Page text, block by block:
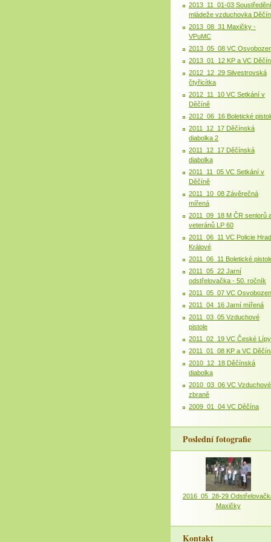
2013_11_01-03 Soustředění
mládeže vzduchovka Děčín
2013_08_31 Maxičky -
VPuMC
2013_05_08 VC
2013_01_12 KP a VC
2012_12_29 Silvestrovská
čtyřicítka
2012_11_10 VC Setkání v
Děčíně
2012_06_16 Boletické
2011_12_17 Děčínská
diabolka 2
2011_12_17 Děčínská
diabolka
2011_11_05 VC Setkání v
Děčíně
2011_10_08 Závěrečná
mířená
2011_09_18 M ČR seniorů
veteránů LP 60
2011_06_11 VC Policie
Králové
2011_06_11 Boletické
2011_05_22 Jarní
odstřelovačka - 50. ročník
2011_05_07 VC
2011_04_16 Jarní mířená
2011_03_05 Vzduchové
pistole
2011_02_19 VC České Lípy
2011_01_08 KP a VC
2010_12_18 Děčínská
diabolka
2010_03_06 VC Vzduchové
zbraně
2009_01_04 VC Děčína
Poslední fotografie
2016_05_28-29
Maxičky
Kontakt